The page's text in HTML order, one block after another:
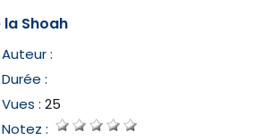
Shoah
Auteur :
Durée :
Vues : 25
Notez :